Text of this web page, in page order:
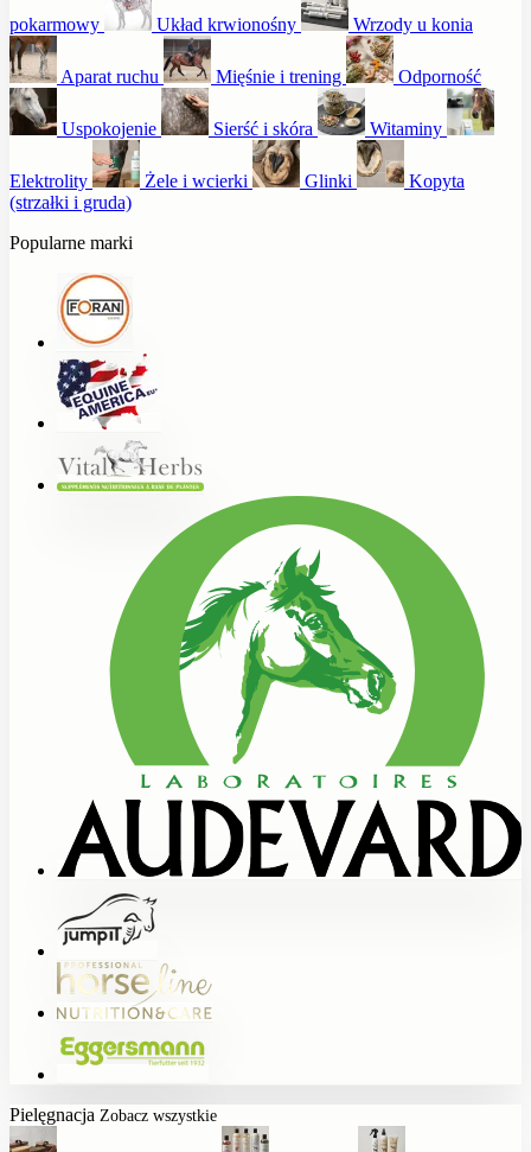
pokarmowy Układ krwionośny Wrzody u konia
Aparat ruchu Mięśnie i trening Odporność
Uspokojenie Sierść i skóra Witaminy
Elektrolity Żele i wcierki Glinki
Kopyta
(strzałki i gruda)
Popularne marki
Pielęgnacja Zobacz wszystkie